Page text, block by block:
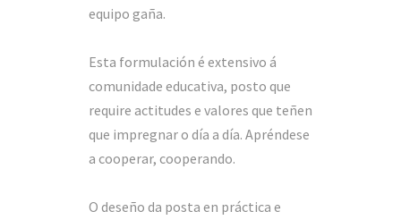
equipo gaña.
Esta formulación é extensivo á
comunidade educativa, posto que
require actitudes e valores que teñen
que impregnar o día a día. Apréndese
a cooperar, cooperando.
O deseño da posta en práctica e